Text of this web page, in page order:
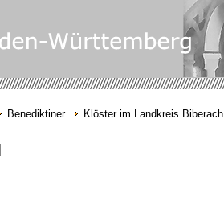
Benediktiner Klöster im Landkreis Biberach